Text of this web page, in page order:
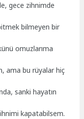
gece zihnimde
bilmeyen bir
omuzlarıma
ama bu rüyalar hiç
sanki hayatın
kapatabilsem.